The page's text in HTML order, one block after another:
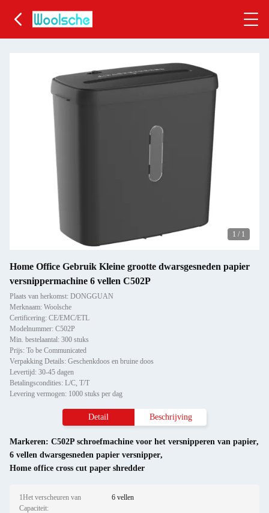
1 / 1
Home Office Gebruik Kleine grootte dwarsgesneden papier
versnippermachine 6 vellen C502P
Plaats van herkomst: DONGGUAN
Merknaam: Woolsche
Certificering: CE/EMC/ETL
Modelnummer: C502P
Min. bestelaantal: 300 stuks
Prijs: To be Communicated
Verpakking Details: Geschenkdoos en bruine doos
Levertijd: 30-45 dagen
Betalingscondities: L/C, T/T
Levering vermogen: 1000 stuks per dag
Detail Beschrijving
Markeren: C502P schroefmachine voor het versnipperen van papier,
6 vellen dwarsgesneden papier versnipper,
Home office cross cut paper shredder
1Het verscheuren van
Capaciteit:
6 vellen